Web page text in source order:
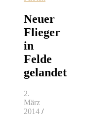
Neuer
Flieger
in
Felde
gelandet
2.
März
2014 /